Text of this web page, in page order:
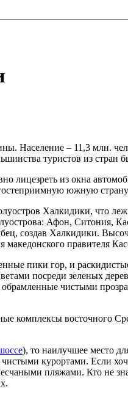
Население – 11,3 млн.
туристов из
лицезреть из окна
южную
Халкидики, что
Афон, Ситония,
создав Халкидики.
правителя
пики гор, и
посреди зеленых
чистыми
комплексы восточного
), то наилучшее место
курортами. Если
пляжами. Кто не